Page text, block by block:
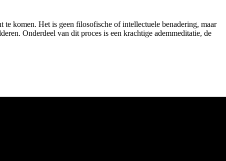
komen. Het is geen filosofische of intellectuele benadering, maar
Onderdeel van dit proces is een krachtige ademmeditatie, de